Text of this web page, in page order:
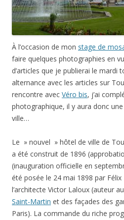
À l’occasion de mon stage de
faire quelques photographies en
d’articles que je publierai le mardi
alternance avec les articles sur
rencontre avec Véro bis, j’ai
photographique, il y aura donc
ville…
Le » nouvel » hôtel de ville de
a été construit de 1896
(inauguration officielle en
été posée le 24 mai 1898 par
l’architecte Victor Laloux (auteur
Saint-Martin et des façades des
Paris). La commande du riche